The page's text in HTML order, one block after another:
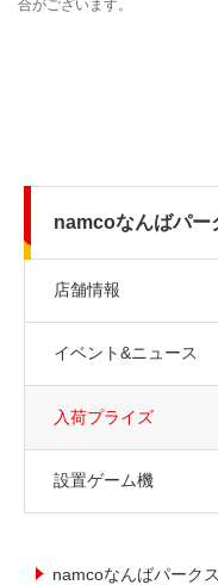
namcoなんばパー
店舗情報
イベント&ニュース
入荷プライズ
設置ゲーム機
namcoなんばパーク